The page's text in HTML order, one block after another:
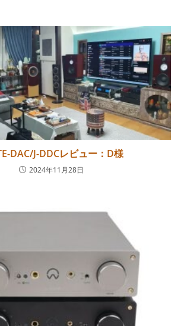
DAC/J-DDCレビュー：D様
2024年11月28日